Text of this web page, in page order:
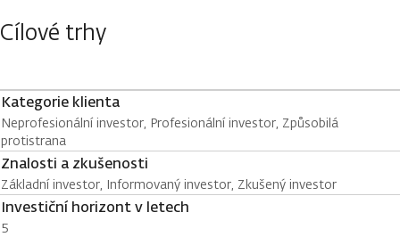
Cílové trhy
Kategorie klienta
Neprofesionální investor, Profesionální investor, Způsobilá
protistrana
Znalosti a zkušenosti
Základní investor, Informovaný investor, Zkušený investor
Investiční horizont v letech
5